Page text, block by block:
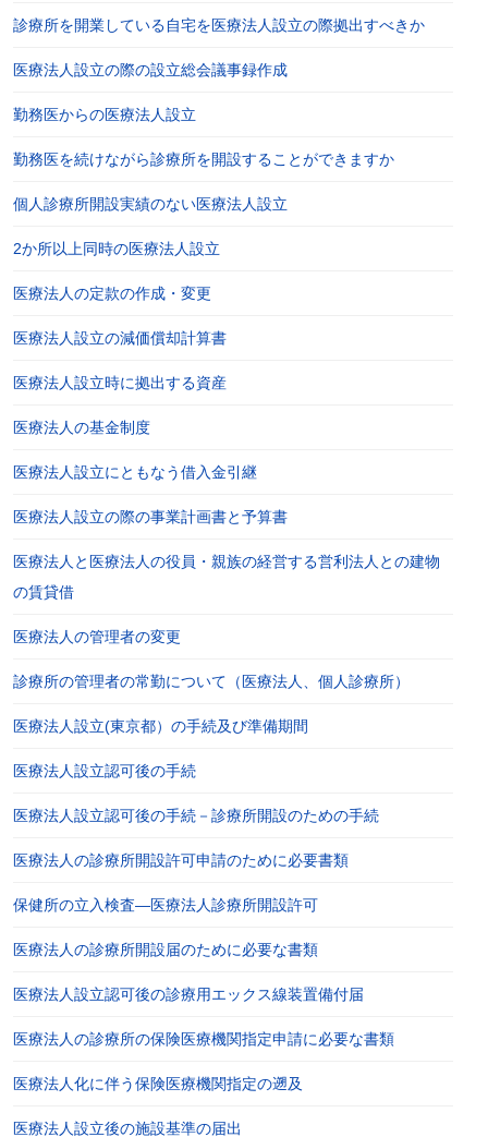
診療所を開業している自宅を医療法人設立の際拠出すべきか
医療法人設立の際の設立総会議事録作成
勤務医からの医療法人設立
勤務医を続けながら診療所を開設することができますか
個人診療所開設実績のない医療法人設立
2か所以上同時の医療法人設立
医療法人の定款の作成・変更
医療法人設立の減価償却計算書
医療法人設立時に拠出する資産
医療法人の基金制度
医療法人設立にともなう借入金引継
医療法人設立の際の事業計画書と予算書
医療法人と医療法人の役員・親族の経営する営利法人との建物
の賃貸借
医療法人の管理者の変更
診療所の管理者の常勤について（医療法人、個人診療所）
医療法人設立(東京都）の手続及び準備期間
医療法人設立認可後の手続
医療法人設立認可後の手続－診療所開設のための手続
医療法人の診療所開設許可申請のために必要書類
保健所の立入検査―医療法人診療所開設許可
医療法人の診療所開設届のために必要な書類
医療法人設立認可後の診療用エックス線装置備付届
医療法人の診療所の保険医療機関指定申請に必要な書類
医療法人化に伴う保険医療機関指定の遡及
医療法人設立後の施設基準の届出